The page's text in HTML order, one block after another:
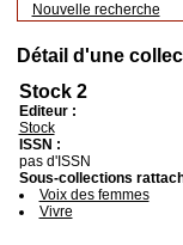
Nouvelle recherche
Détail d'une
Stock 2
Editeur :
Stock
ISSN :
pas d'ISSN
Sous-collections
Voix des femmes
Vivre